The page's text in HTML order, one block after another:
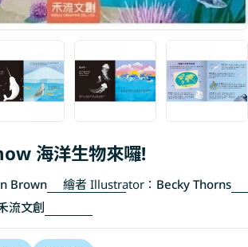
海洋生物來囉!
Brown 繪者 Illustrator： Becky Thorns
流文創